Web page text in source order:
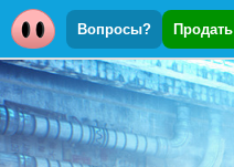
Вопросы? Продать